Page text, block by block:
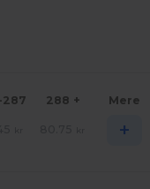
287 288 + Mere
+